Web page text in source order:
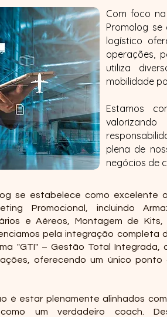
​Com foco
Promolog
logístico
operações,
utiliza
mobilidade
Estamos
plena de
negócios de
se estabelece como excelente
Promocional, incluindo
e Aéreos, Montagem de
pela integração completa
"GTI" – Gestão Total Integrada,
oferecendo um único
é estar plenamente alinhados
um verdadeiro coach.